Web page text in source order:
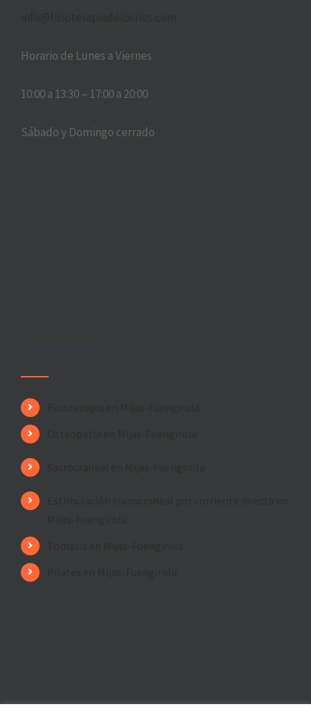
Horario de Lunes a Viernes
10:00 a 13:30 – 17:00 a 20:00
Sábado y Domingo cerrado